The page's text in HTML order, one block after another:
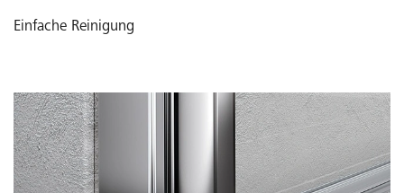
Einfache Reinigung